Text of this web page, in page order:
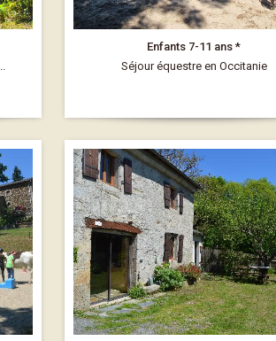
Enfants 7-11 ans *
Séjour équestre en Occitanie